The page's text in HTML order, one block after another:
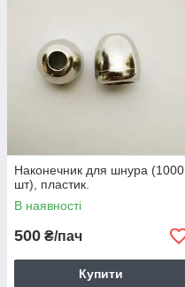
Наконечник для шнура (1000
шт), пластик.
В наявності
500 ₴/пач
Купити